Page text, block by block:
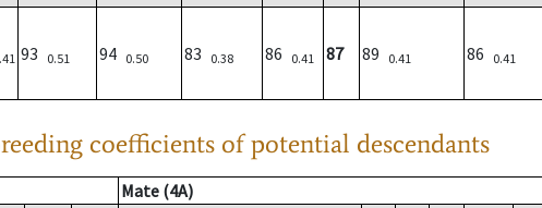
93 0.51 94 0.50 83 0.38 86 0.41 87 89 0.41 86 0.41
coefficients of potential descendants
Mate (4A)